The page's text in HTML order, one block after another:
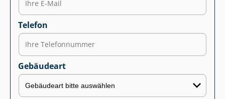
Telefon
Gebäudeart